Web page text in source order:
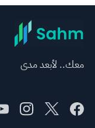
معك.. لأبعد مدى